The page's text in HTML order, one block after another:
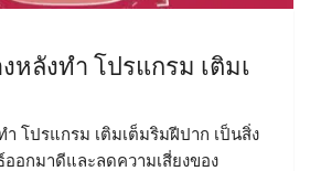
หลังทำ โปรแกรม เติมเ
ำ โปรแกรม เติมเต็มริมฝีปาก เป็นสิ่ง
อกมาดีและลดความเสี่ยงของ